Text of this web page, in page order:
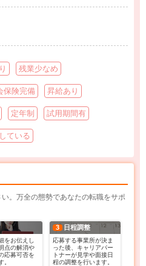
残業少なめ
保険完備 昇給あり
定年制 試用期間有
ている
。万全の態勢であなたの転職をサポ
をお伝えし
点の解消や
応募可否を
。
3 日程調整
応募する事業所が決ま
った後、キャリアパー
トナーが見学や面接日
程の調整を行います。